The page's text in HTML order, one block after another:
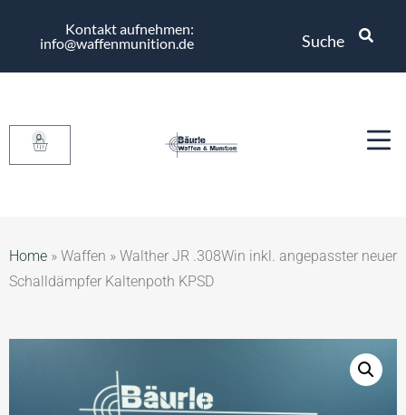
Kontakt aufnehmen:
info@waffenmunition.de
Suche
0
Home » Waffen » Walther JR .308Win inkl. angepasster neuer
Schalldämpfer Kaltenpoth KPSD